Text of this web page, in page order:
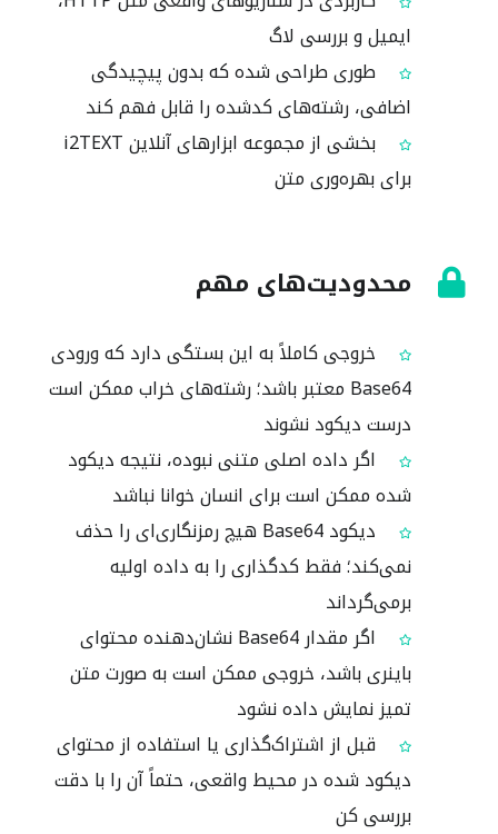
ایمیل و بررسی لاگ
طوری طراحی شده که بدون پیچیدگی
اضافی، رشته‌های کدشده را قابل فهم کند
بخشی از مجموعه ابزارهای آنلاین i2TEXT
برای بهره‌وری متن
محدودیت‌های مهم
خروجی کاملاً به این بستگی دارد که ورودی
Base64 معتبر باشد؛ رشته‌های خراب ممکن است
درست دیکود نشوند
اگر داده اصلی متنی نبوده، نتیجه دیکود
شده ممکن است برای انسان خوانا نباشد
دیکود Base64 هیچ رمزنگاری‌ای را حذف
نمی‌کند؛ فقط کدگذاری را به داده اولیه
برمی‌گرداند
اگر مقدار Base64 نشان‌دهنده محتوای
باینری باشد، خروجی ممکن است به صورت متن
تمیز نمایش داده نشود
قبل از اشتراک‌گذاری یا استفاده از محتوای
دیکود شده در محیط واقعی، حتماً آن را با دقت
بررسی کن